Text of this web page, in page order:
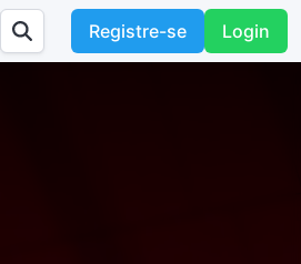
Registre-se Login